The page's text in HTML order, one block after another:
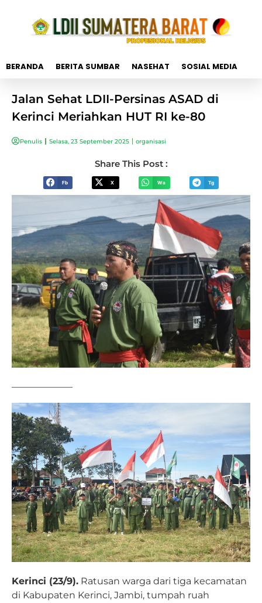
BERANDA BERITA SUMBAR NASEHAT SOSIAL MEDIA
Jalan Sehat LDII-Persinas ASAD di
Kerinci Meriahkan HUT RI ke-80
Penulis Selasa, 23 September 2025 organisasi
Share This Post :
Fb X Wa Tg
——————–
Kerinci (23/9). Ratusan warga dari tiga kecamatan
di Kabupaten Kerinci, Jambi, tumpah ruah